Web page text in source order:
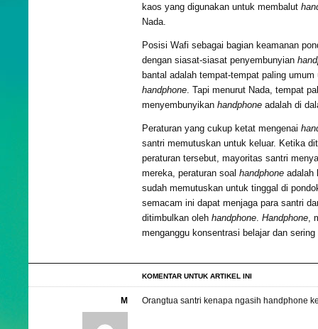
kaos yang digunakan untuk membalut
Nada.
Posisi Wafi sebagai bagian keamanan
dengan siasat-siasat penyembunyian
bantal adalah tempat-tempat paling
handphone . Tapi menurut Nada, tempat
menyembunyikan handphone adalah di
Peraturan yang cukup ketat mengenai
santri memutuskan untuk keluar. Ketika
peraturan tersebut, mayoritas santri
mereka, peraturan soal handphone adalah
sudah memutuskan untuk tinggal di
semacam ini dapat menjaga para santri
ditimbulkan oleh handphone Handphone ,
menganggu konsentrasi belajar dan
KOMENTAR UNTUK ARTIKEL INI
M Orangtua santri kenapa ngasih handphone